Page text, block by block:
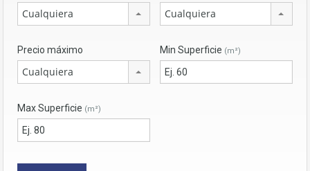
Cualquiera Cualquiera
Precio máximo
Cualquiera
Min Superficie (m²)
Max Superficie (m²)